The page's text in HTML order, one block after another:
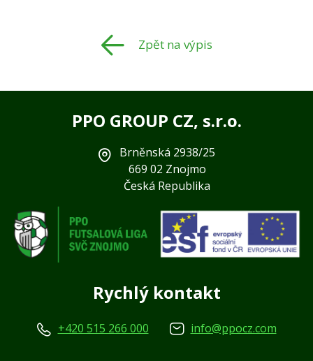
Zpět na výpis
PPO GROUP CZ, s.r.o.
Brněnská 2938/25
669 02 Znojmo
Česká Republika
Rychlý kontakt
+420 515 266 000 info@ppocz.com